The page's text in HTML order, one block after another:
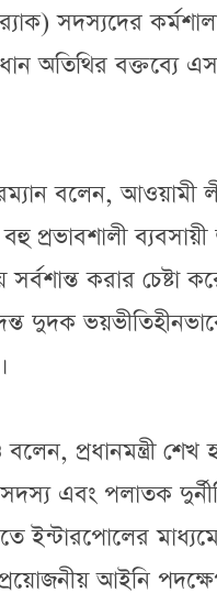
সদস্যদের
অতিথির বক্তব্যে
বলেন, আওয়ামী
প্রভাবশালী ব্যবসায়ী
সর্বশান্ত করার চেষ্টা
দুদক
প্রধানমন্ত্রী শেখ
এবং পলাতক
ইন্টারপোলের
আইনি